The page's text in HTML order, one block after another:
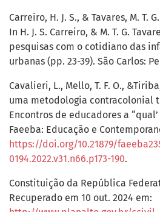
Carreiro, H. J. S., & Tavares, M. T.
In H. J. S. Carreiro, & M. T. G.
pesquisas com o cotidiano das
urbanas (pp. 23-39). São Carlos:
Cavalieri, L., Mello, T. F. O.,
uma metodologia contracolonial
Encontros de educadores a
Faeeba: Educação e
https://doi.org/10.21879/
0194.2022.v31.n66.p173-190.
Constituição da República
Recuperado em 10 out. 2024 em: